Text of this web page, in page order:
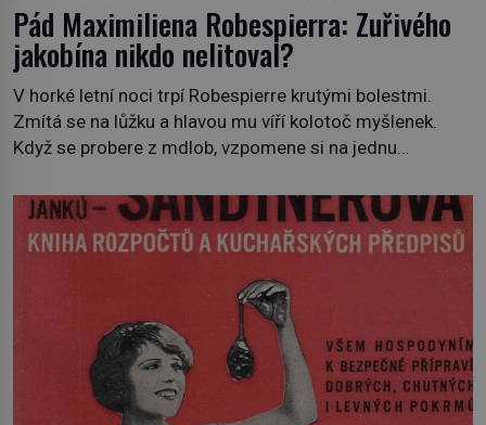
Pád Maximiliena Robespierra: Zuřivého
jakobína nikdo nelitoval?
V horké letní noci trpí Robespierre krutými bolestmi.
Zmítá se na lůžku a hlavou mu víří kolotoč myšlenek.
Když se probere z mdlob, vzpomene si na jednu
Prorokovala mu tragický osud. Tehdy se jí vysmál.
„Robespierre to dotáhne hodně daleko,“ prohlásil o něm
jiný významný francouzský revolucionář, Honoré de